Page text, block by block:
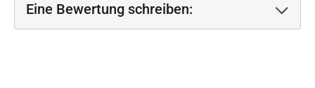
Eine Bewertung schreiben: